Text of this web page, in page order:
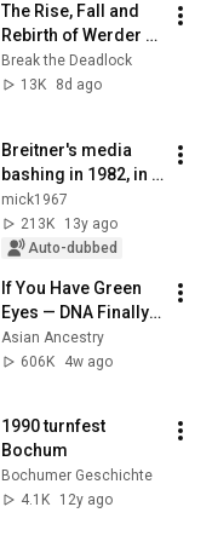
The Rise, Fall and
Rebirth of Werder
Bremen
Break the Deadlock
13K
8d ago
Breitner's media
bashing in 1982, in
remembrance of the
great Harry Valérien
mick1967
213K
13y ago
Auto-dubbed
If You Have Green
Eyes — DNA Finally
Revealed Where
They Really Come
Asian Ancestry
606K
4w ago
1990 turnfest
Bochum
Bochumer Geschichte
4.1K
12y ago